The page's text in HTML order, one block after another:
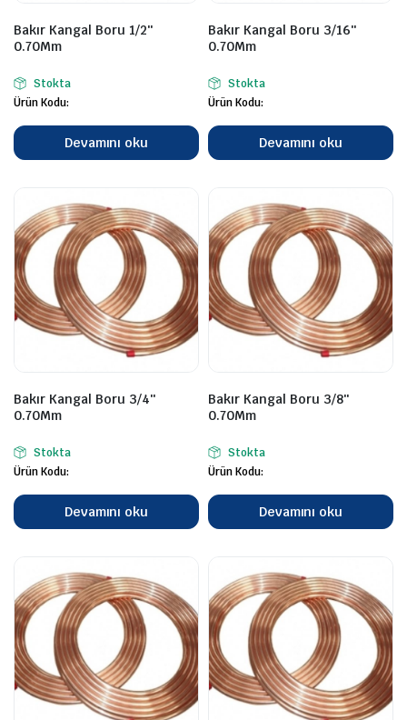
Bakır Kangal Boru 1/2″
0.70Mm
Stokta
Ürün Kodu:
Devamını oku
Bakır Kangal Boru 3/16″
0.70Mm
Stokta
Ürün Kodu:
Devamını oku
Bakır Kangal Boru 3/4″
0.70Mm
Stokta
Ürün Kodu:
Devamını oku
Bakır Kangal Boru 3/8″
0.70Mm
Stokta
Ürün Kodu:
Devamını oku